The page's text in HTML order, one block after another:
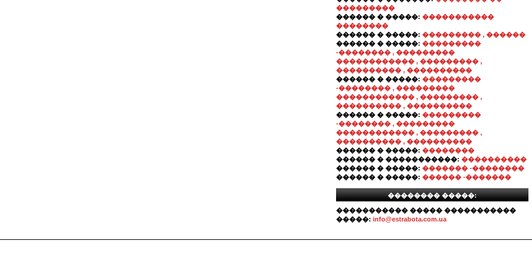
���������
������ � �����: �����������
��������
������ � �����: ��������� , ������
������ � �����: ���������
-�������� , ���������
������������ , ��������� ,
���������� , ����������
������ � �����: ���������
-�������� , ���������
������������ , ��������� ,
���������� , ����������
������ � �����: ���������
-�������� , ���������
������������ , ��������� ,
���������� , ����������
������ � �����: ��������
������ � �����������: ����������
������ � �����: ������� -��������
������ � �����: ������ -�������
�������� �����:
����������� ����� �����������
�����: info@estrabota.com.ua